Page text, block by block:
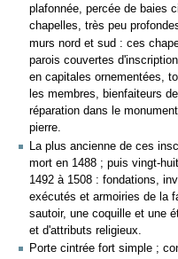
plafonnée, percée de baies
chapelles, très peu
murs nord et sud : ces
parois couvertes
en capitales ornementées,
les membres, bienfaiteurs
réparation dans le
pierre.
La plus ancienne de ces
mort en 1488 ; puis vingt-
1492 à 1508 : fondations,
exécutés et armoiries de la
sautoir, une coquille et une
et d'attributs religieux.
Porte cintrée fort simple ;